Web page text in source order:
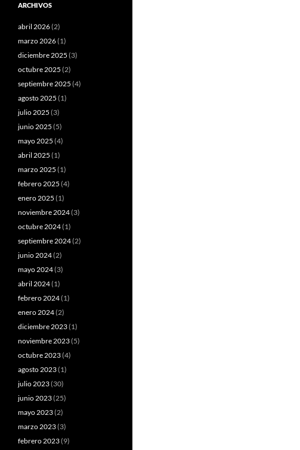
ARCHIVOS
abril 2026(2)
marzo 2026(1)
diciembre 2025 (3)
octubre 2025 (2)
septiembre 2025 (4)
agosto 2025 (1)
julio 2025 (3)
junio 2025 (5)
mayo 2025 (4)
abril 2025 (1)
marzo 2025 (1)
febrero 2025 (4)
enero 2025 (1)
noviembre 2024(3)
octubre 2024(1)
septiembre 2024(2)
junio 2024(2)
mayo 2024(3)
abril 2024(1)
febrero 2024(1)
enero 2024(2)
diciembre 2023(1)
noviembre 2023(5)
octubre 2023(4)
agosto 2023(1)
julio 2023(30)
junio 2023(25)
mayo 2023(2)
marzo 2023(3)
febrero 2023(9)